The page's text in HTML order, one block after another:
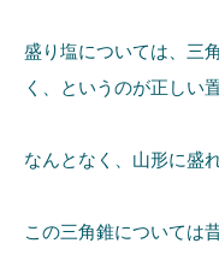
盛り塩については、三
く、というのが正しい
なんとなく、山形に盛
この三角錐については